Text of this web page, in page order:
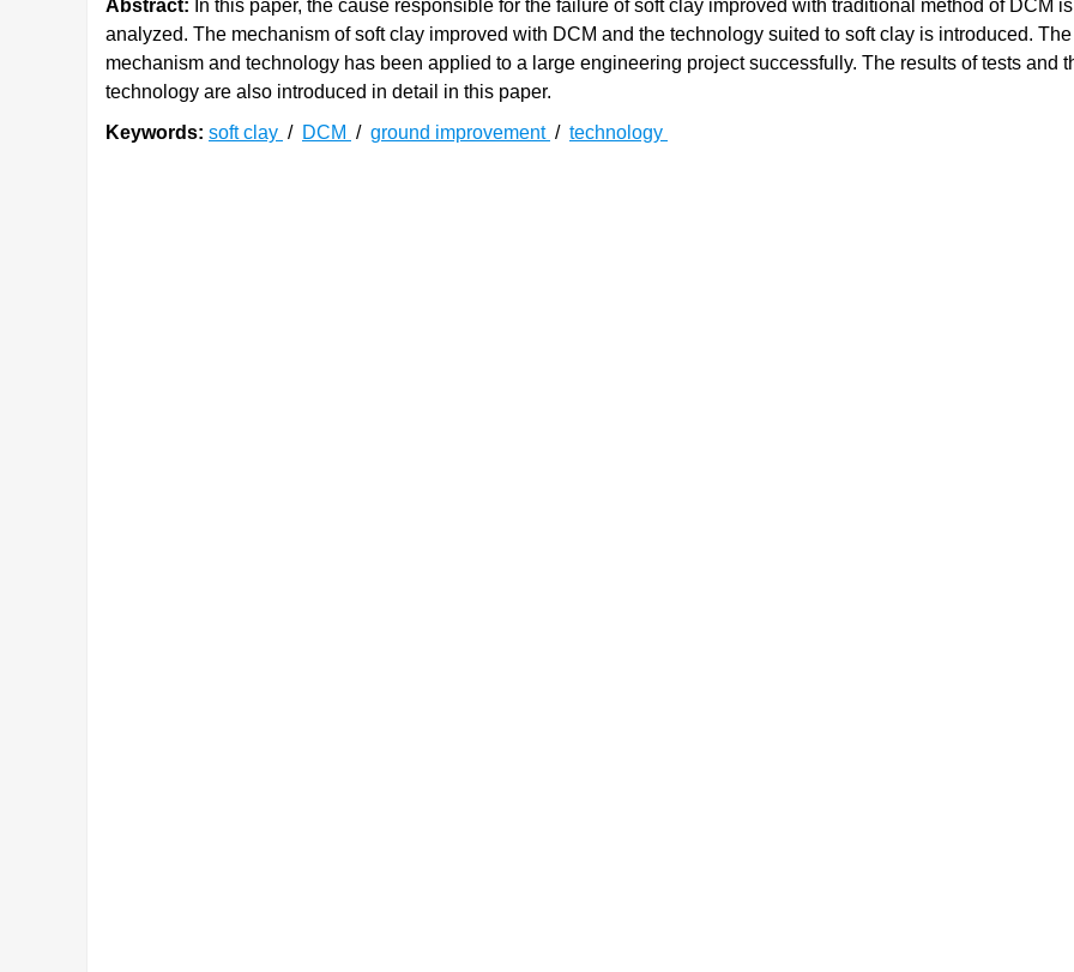
Abstract: In this paper, the cause responsible for the failure of soft clay improved with traditional method of DCM is
analyzed. The mechanism of soft clay improved with DCM and the technology suited to soft clay is introduced. The
mechanism and technology has been applied to a large engineering project successfully. The results of tests and
technology are also introduced in detail in this paper.
Keywords: soft clay / DCM / ground improvement / technology